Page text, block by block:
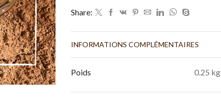
Share:
INFORMATIONS COMPLÉMENTAIRES
Poids 0.25 kg